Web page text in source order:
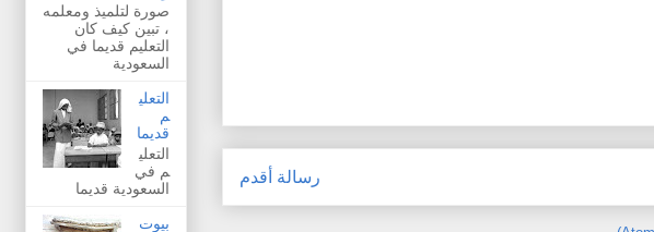
رسالة أقدم
صورة لتلميذ ومعلمه
، تبين كيف كان
التعليم قديما في
السعودية
التعلي
م
قديما
التعلي
م في
السعودية قديما
بيوت